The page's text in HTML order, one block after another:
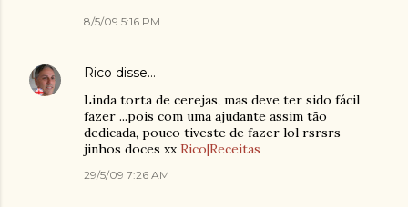
8/5/09 5:16 PM
Rico disse…
Linda torta de cerejas, mas deve ter sido fácil
fazer ...pois com uma ajudante assim tão
dedicada, pouco tiveste de fazer lol rsrsrs
jinhos doces xxRico|Receitas
29/5/09 7:26 AM